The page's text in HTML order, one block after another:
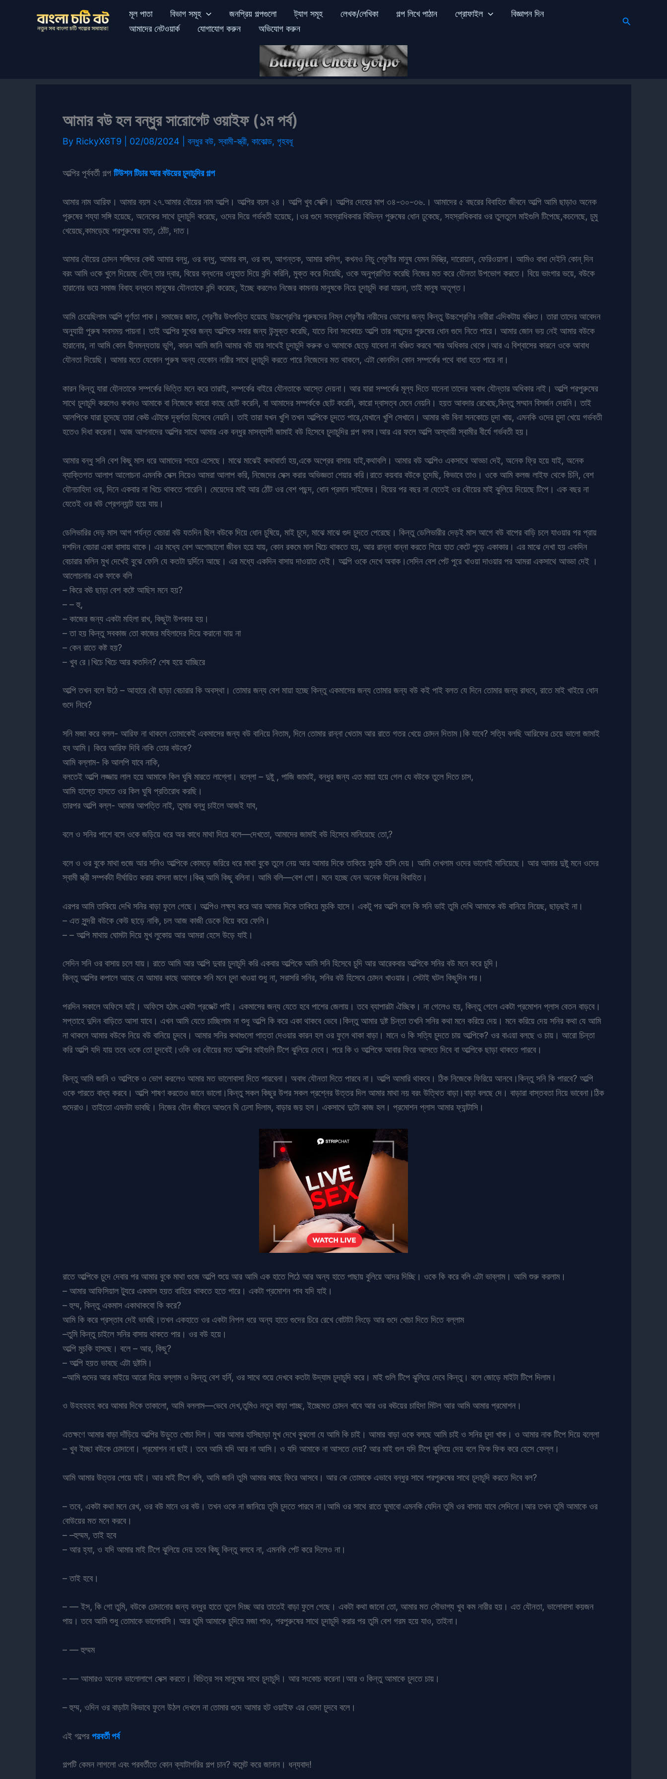
মূল পাতা বিভাগ সমূহ জনপ্রিয় গল্পগুলো ট্যাগ সমূহ লেখক/লেখিকা গল্প লিখে পাঠান প্রোফাইল
বিজ্ঞাপন দিন
আমাদের নেটওয়ার্ক
যোগাযোগ করুন অভিযোগ করুন
Search
আমার বউ হল বন্ধুর সারোগেট ওয়াইফ (১ম পর্ব)
By RickyX6T9 02/08/2024 বন্ধুর বউ,স্বামী-স্ত্রী, কাকোল্ড, গৃহবধূ
আল্পির পূর্ববর্তী গল্প টিউশন টিচার আর বউয়ের চুদাচুদির গল্প
আমার নাম আরিফ। আমার বয়স ২৭.আমার বৌয়ের নাম আল্পি। আল্পির বয়স ২৪। আল্পি খুব সেক্সি। আল্পির দেহের মাপ ৩৪-৩০-৩৬.। আমাদের ৫ বছরের বিবাহিত জীবনে আল্পি আমি ছাড়াও অনেক
পুরুষের শয্যা সঙ্গি হয়েছে, অনেকের সাথে চুদাচুদি করেছে, ওদের দিয়ে গর্ভবতী হয়েছে,।ওর গুদে সহস্রাধিকবার বিভিন্ন পুরুষের ধোন ঢুকেছে, সহস্রাধিকবার ওর তুলতুলে মাইগুলি টিপেছে,কচলেছে, চুমু
খেয়েছে,কামড়েছে পরপুরুষের হাত, ঠোঁট, দাত।
আমার বৌয়ের চোদন সঙ্গিদের কেঊ আমার বন্ধু, ওর বন্ধু, আমার বস, ওর বস, আগন্তক, আমার কলিগ, কখনও নিচু শ্রেণীর মানুষ যেমন মিস্ত্রি, দারোয়ান, ফেরিওয়ালা। আমিও বাধা দেইনি কোন্ দিন
বরং আমি ওকে খুলে দিয়েছে যৌন্ তার দ্বার, বিয়ের বন্ধনের ওযুহাত দিয়ে বন্দি করিনি, মুক্ত করে দিয়েছি, ওকে অনুপ্রাণিত করেছি নিজের মত করে যৌনতা উপভোগ করতে। বিয়ে ভাংগার ভয়ে, বউকে
হারানোর ভয়ে সমাজ বিবাহ বন্ধনে মানুষের যৌনতাকে বন্দি করেছে, ইচ্ছে করলেও নিজের কামনার মানুষকে নিয়ে চুদাচুদি করা যায়না, তাই মানুষ অতৃপ্ত।
আমি চেয়েছিলাম আল্পি পূর্ণতা পাক। সমাজের জাত, শ্রেণীর উৎপত্তি হয়েছে উচ্চশ্রেণির পুরুষদের নিম্ন শ্রেণীর নারীদের ভোগের জন্য কিন্তু উচ্চশ্রেণির নারীরা এদিকটায় বঞ্চিত। তারা তাদের আবেদন
অনুযায়ী পুরুষ সবসময় পায়না। তাই আল্পির সুখের জন্য আল্পিকে সবার জন্য উন্মুক্ত করেছি, যাতে বিনা সংকোচে আল্পি তার পছন্দের পুরুষের ধোন গুদে নিতে পারে। আমার জোন ভয় নেই আমার বউকে
হারানোর, না আমি কোন হীনমন্যতায় ভুগি, কারন আমি জানি আমার বউ যার সাথেই চুদাচুদি করুক ও আমাকে ছেড়ে যাবেনা না বঞ্চিত করবে স্মার অধিকার থেকে।আর এ বিশ্বাসের কারনে ওকে আবাধ
যৌনতা দিয়েছি। আমার মতে যেকোন পুরুষ অন্য যেকোন নারীর সাথে চুদাচুদি করতে পারে নিজেদের মত থাকলে, এটা কোনদিন কোন সম্পর্কের পথে বাধা হতে পারে না।
কারন কিন্তু যারা যৌনতাকে সম্পর্কের ভিত্তি মনে করে তারাই, সম্পর্কের বাইরে যৌনতাকে আস্তে দেয়না। আর যারা সম্পর্কের মূল্য দিতে যানেনা তাদের অবাধ যৌন্তার অধিকার নাই। আল্পি পরপুরুষের
সাথে চুদাচুদি করলেও কখনও আমাকে বা নিজেকে কারো কাছে ছোট করেনি, বা আমাদের সম্পর্ককে ছোট করেনি, কারো দ্বাসত্ব মেনে নেয়নি। হয়ত আবদার রেখেছে,কিন্তু সম্মান বিসর্জন দেয়নি। তাই
আলপিকে যারা চুদেছে তারা কেঊ এটাকে দূর্ব্লতা হিসেবে নেয়নি। তাই তারা যখন খুশি তখন আল্পিকে চুদতে পারে,যেখানে খুশি সেখানে। আমার বউ বিনা সনকোচে চুদা খায়, এমনকি ওদের চুদা খেয়ে গর্ভবতী
হতেও দিধা করেনা। আজ আপনাদের আল্পির সাথে আমার এক বন্ধুর মাসব্যাপী জামাই বউ হিসেবে চুদাচুদির গল্প বলব।আর এর ফলে আল্পি অস্থায়ী স্বামীর বীর্যে গর্ভবতী হয়।
আমার বন্ধু সনি বেশ কিছু মাস ধরে আমাদের শহরে এসেছে। মাঝে মাঝেই কথাবার্তা হয়,একে অপ্রের বাসায় যাই,কথাবলি। আমার বউ আল্পিও একসাথে আড্ডা দেই, অনেক ফ্রি হয়ে যাই, অনেক
ব্যাক্তিগত আলাপ আলোচনা এমনকি সেক্স নিয়েও আমরা আলাপ করি, নিজেদের সেক্স করার অভিজ্ঞতা শেয়ার করি।রাতে কয়বার বউকে চুদেছি, কিভাবে তাও। ওকে আমি কলজ লাইফ থেকে চিনি, বেশ
যৌনচাহিদা ওর, দিনে একবার না খিচে থাকতে পারেনি। মেয়েদের মাই আর ঠোঁট ওর বেশ পছন্দ, ধোন প্রমান সাইজের। বিয়ের পর বছর না যেতেই ওর বৌয়ের মাই ঝুলিয়ে দিয়েছে টিপে। এক বছর না
যেতেই ওর বউ প্রেগন্যান্ট হয়ে যায়।
ডেলিভারির দেড় মাস আগ পর্যন্ত বেচারা বউ যতদিন ছিল বউকে দিয়ে ধোন চুষিয়ে, মাই চুদে, মাঝে মাঝে গুদ চুদতে পেরেছে। কিন্তু ডেলিভারীর দেড়ই মাস আগে বউ বাপের বাড়ি চলে যাওয়ার পর প্রায়
দশদিন বেচারা একা বাসায় থাকে। এর মধ্যে বেশ অগোছালো জীবন হয়ে যায়, কোন রকমে মাল খিচে থাকতে হয়, আর রান্না বান্না করতে গিয়ে হাত কেটে পুড়ে একাকার। এর মাঝে দেখা হয় একদিন
বেচারার মলিন মুখ দেখেই বুঝে ফেলি যে কতটা দুর্দিনে আছে। এর মধ্যে একদিন বাসায় দাওয়াত দেই। আল্পি ওকে দেখে অবাক।সেদিন বেশ পেট পুরে খাওয়া দাওয়ার পর আমরা একসাথে আড্ডা দেই ।
আলোচনার এক ফাকে বলি
– কিরে বঊ ছাড়া বেশ কষ্টে আছিস মনে হয়?
– – হু,
– কাজের জন্য একটা মহিলা রাখ, কিছুটা উপকার হয়।
– তা হয় কিন্তু সবকাজ তো কাজের মহিলাদের দিয়ে করানো যায় না
– কেন রাতে কষ্ট হয়?
– খুব রে।খিচে খিচে আর কতদিন? শেষ হয়ে যাচ্ছিরে
আল্পি তখন বলে উঠে – আহারে বৌ ছাড়া বেচারার কি অবস্থা। তোমার জন্য বেশ মায়া হচ্ছে কিন্তু একমাসের জন্য তোমার জন্য বউ কই পাই বলত যে দিনে তোমার জন্য রাধবে, রাতে মাই খাইয়ে ধোন
গুদে নিবে?
সনি মজা করে বলল- আরিফ না থাকলে তোমাকেই একমাসের জন্য বউ বানিয়ে নিতাম, দিনে তোমার রান্না খেতাম আর রাতে গতর খেয়ে চোদন দিতাম।কি যাবে? সত্যি বলছি আরিফের চেয়ে ভালো জামাই
হব আমি। কিরে আরিফ দিবি নাকি তোর বউকে?
আমি বল্লাম- কি আলপি যাবে নাকি,
বলতেই আল্পি লজ্জায় লাল হয়ে আমাকে কিল ঘুষি মারতে লাগ্লো। বল্লো – দুষ্টু , পাজি জামাই, বন্ধুর জন্য এত মায়া হয়ে গেল যে বউকে তুলে দিতে চাস,
আমি হাস্তে হাসতে ওর কিল ঘুষি প্রতিরোধ করছি।
তারপর আল্পি বল্ল- আমার আপত্তি নাই, তুমার বন্ধু চাইলে আজই যাব,
বলে ও সনির পাশে বসে ওকে জড়িয়ে ধরে অর কাধে মাথা দিয়ে বলে—দেখতো, আমাদের জামাই বউ হিসেবে মানিয়েছে তো,?
বলে ও ওর বুকে মাথা গুজে আর সনিও আল্পিকে কোমড়ে জরিরে ধরে মাথা বুকে তুলে নেয় আর আমার দিকে তাকিয়ে মুচকি হাসি দেয়। আমি দেখলাম ওদের ভালোই মানিয়েছে। আর আমার দুষ্টু মনে ওদের
স্বামী স্ত্রী সম্পর্কটা দীর্ঘায়িত করার বাসনা জাগে।কিন্ত্ আমি কিছু বলিনা। আমি বলি—বেশ গো। মনে হচ্ছে যেন অনেক দিনের বিবাহিত।
এরপর আমি তাকিয়ে দেখি সনির বাড়া ফুলে গেছে। আল্পিও লক্ষ্য করে আর আমার দিকে তাকিয়ে মুচকি হাসে। একটু পর আল্পি বলে কি সনি ভাই তুমি দেখি আমাকে বউ বানিয়ে নিয়েছ, ছাড়ছই না।
– এত সুন্দরী বউকে কেউ ছাড়ে নাকি, চল আজ কাজী ডেকে বিয়ে করে ফেলি।
– – আল্পি মাথায় ঘোমটা দিয়ে মুখ লুকোয় আর আমরা হেসে উড়ে যাই।
সেদিন সনি ওর বাসায় চলে যায়। রাতে আমি আর আল্পি দুবার চুদাচুদি করি একবার আল্পিকে আমি সনি হিসেবে চুদি আর আরেকবার আল্পিকে সনির বউ মনে করে চুদি।
কিন্তু আল্পির কপালে আছে যে আমার কাছে আমাকে সনি মনে চুদা খাওয়া শুধু না, সরাসরি সনির, সনির বউ হিসেবে চোদন খাওয়ার। সেটাই ঘটল কিছুদিন পর।
পরদিন সকালে অফিসে যাই। অফিসে হঠাৎ একটা প্রজেক্ট পাই। একমাসের জন্য যেতে হবে পাশের জেলায়। তবে ব্যাপারটা ঐচ্ছিক। না গেলেও হয়, কিন্তু গেলে একটা প্রমোশন প্লাস বেতন বাড়বে।
সপ্তাহে দুদিন বাড়িতে আসা যাবে। এখন আমি যেতে চাচ্ছিলাম না শুধু আল্পি কি করে একা থাকবে ভেবে।কিন্তু আমার দুষ্ট চিন্তা তখনি সনির কথা মনে করিয়ে দেয়। মনে করিয়ে দেয় সনির কথা যে আমি
না থাকলে আমার বউকে নিয়ে বউ বানিয়ে চুদবে। আমার সনির কথাগুলো পাত্তা দেওয়ার কারন হল ওর ফুলে থাকা বাড়া। মানে ও কি সত্যি চুদতে চায় আল্পিকে? ওর বাএয়া বলছে ও চায়। আরো চিন্তা
করি আল্পি যদি যায় তবে ওকে তো চুদবেই।ওকি ওর বৌয়ের মত আল্পির মাইগুলি টিপে ঝুলিয়ে দেবে। পরে কি ও আল্পিকে আবার ফিরে আসতে দিবে বা আল্পিকে ছাড়া থাকতে পারবে।
কিন্তু আমি জানি ও আল্পিকে ও ভোগ করলেও আমার মত ভালোবাসা দিতে পারবেনা। অবাধ যৌনতা দিতে পারবে না। আল্পি আমারি থাকবে। ঠিক নিজেকে ফিরিয়ে আনবে।কিন্তু সনি কি পারবে? আল্পি
ওকে পারতে বাধ্য করবে। আল্পি শাষণ করতেও জানে ভালো।কিন্তু সকল কিছুর উপর সকল প্রশ্নের উত্তর দিল আমার মাথা নয় বরং উত্থিত বাড়া।বাড়া বলছে দে। বাড়ারা বাস্তবতা নিয়ে ভাবেনা।ঠিক
গুদেরাও। তাইতো এমনটা ভাবছি। নিজের যৌন জীবনে আগুনে ঘি ঢেলা দিলাম, বাড়ার জয় হল। একসাথে দুটো কাজ হল। প্রমোশন প্লাস আমার ফ্যান্টাসি।
রাতে আল্পিকে চুদে দেবার পর আমার বুকে মাথা গুজে আল্পি শুয়ে আর আমি এক হাতে পিঠে আর অন্য হাতে পাছায় বুলিয়ে আদর দিচ্ছি। ওকে কি করে বলি এটা ভাব্লাম। আমি শুরু করলাম।
– আমার আফিসিয়াল ট্যুরে একমাস হয়ত বাহিরে থাকতে হতে পারে। একটা প্রমোশন পাব যদি যাই।
– হুম্ম, কিন্তু একমাস একাথাকবো কি করে?
আমি কি করে প্রস্তাব দেই ভাবছি।তখন একহাতে ওর একটা নিপল ধরে অন্য হাতে গুদের চিরে রেখে বোটাটা নিংড়ে আর গুদে খোচা দিতে দিতে বল্লাম
–তুমি কিন্তু চাইলে সনির বাসায় থাকতে পার। ওর বউ হয়ে।
আল্পি মুচকি হাসছে। বলে – আর, কিছু?
– আল্পি হয়ত ভাবছে এটা দুষ্টমি।
–আমি গুদের আর মাইয়ে আরো দিয়ে বল্লাম ও কিন্তু বেশ হর্নি, ওর সাথে শুয়ে দেখবে কতটা উদ্যাম চুদাচুদি করে। মাই গুলি টিপে ঝুলিয়ে দেবে কিন্তু। বলে জোড়ে মাইটা টিপে দিলাম।
ও উহহহহহ করে আমার দিকে তাকালো, আমি বললাম—ভেবে দেখ,তুমিও নতুন বাড়া পাচ্ছ, ইচ্ছেমত চোদন খাবে আর ওর বঊয়ের চাহিদা মিটল আর আমি আমার প্রমোশন।
এতক্ষণে আমার বাড়া দাঁড়িয়ে আল্পির উড়ুতে খোচা দিল। আর আমার হাসিছাড়া মুখ দেখে বুঝলো যে আমি কি চাই। আমার বাড়া ওকে বলছে আমি চাই ও সনির চুদা খাক। ও আমার নাক টিপে দিয়ে বল্লো
– খুব ইচ্ছা বউকে চোদানো। প্রমোশন না ছাই। তবে আমি যদি আর না আসি। ও যদি আমাকে না আসতে দেয়? আর মাই গুল যদি টিপে ঝুলিয়ে দেয় বলে ফিক ফিক করে হেসে ফেল্ল।
আমি আমার উত্তর পেয়ে যাই। আর মাই টিপে বলি, আমি জানি তুমি আমার কাছে ফিরে আসবে। আর কে তোমাকে এভাবে বন্ধুর সাথে পরপুরুষের সাথে চুদাচুদি করতে দিবে বল?
– তবে, একটা কথা মনে রেখ, ওর বউ মানে ওর বউ। তখন ওকে না জানিয়ে তূমি চুদতে পারবে না।আমি ওর সাথে রাতে ঘুমাবো এমনকি যেদিন তুমি ওর বাসায় যাবে সেদিনো।আর তখন তুমি আমাকে ওর
বোউয়ের মত মনে করবে।
– –হুম্মম, তাই হবে
– আর হ্যা, ও যদি আমার মাই টিপে ঝুলিয়ে দেয় তবে কিছু কিন্তু বলবে না, এমনকি পেট করে দিলেও না।
– তাই হবে।
– — ইস, কি গো তুমি, বউকে চোদানোর জন্য বন্ধুর হাতে তুলে দিচ্ছ আর তাতেই বাড়া ফুলে গেছে। একটা কথা জানো তো, আমার মত সৌভাগ্য খুব কম নারীর হয়। এত যৌনতা, ভালোবাসা কয়জন
পায়। তবে আমি শুধু তোমাকে ভালোবাসি। আর তুমি আমাকে চুদিয়ে মজা পাও, পরপুরুষের সাথে চুদাচুদি করার পর তুমি বেশ গরম হয়ে যাও, তাইনা।
– — হুম্মম
– — আমারও অনেক ভালোলাগে সেক্স করতে। বিচিত্র সব মানুষের সাথে চুদাচুদি। আর সংকোচ করেনা।আর ও কিন্তু আমাকে চুদতে চায়।
– হুম্ম, ওদিন ওর বাড়াটা কিভাবে ফুলে উঠল দেখলে না তোমার গুদে আমার হট ওয়াইফ এর ভোদা চুদবে বলে।
এই গল্পের পরবর্তী পর্ব
গল্পটি কেমন লাগলো এবং পরবর্তীতে কোন ক্যাটাগরির গল্প চান? কমেন্ট করে জানান। ধন্যবাদ!